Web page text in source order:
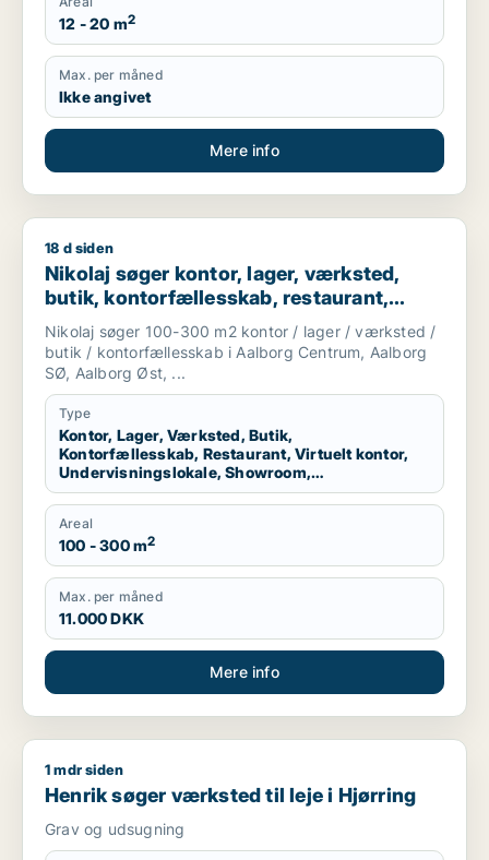
12 - 20 m2
Max. per måned
Ikke angivet
Mere info
Nikolaj søger kontor, lager, værksted, butik,
18 d siden
Nikolaj søger kontor, lager, værksted,
butik, kontorfællesskab, restaurant,
virtuelt kontor, undervisningslokale,
showroom, erhvervsgrund,
produktionslokaler eller garage til leje i
Aalborg Centrum, Aalborg SØ eller
Aalborg Øst m.fl.
Nikolaj søger 100-300 m2 kontor / lager / værksted /
butik / kontorfællesskab i Aalborg Centrum, Aalborg
SØ, Aalborg Øst, ...
Type
Kontor, Lager, Værksted, Butik,
Kontorfællesskab, Restaurant, Virtuelt kontor,
Undervisningslokale, Showroom,
Erhvervsgrund, Produktionslokaler, Garage
Areal
100 - 300 m2
Max. per måned
11.000 DKK
Mere info
Henrik søger værksted til leje i Hjørring
1 mdr siden
Henrik søger værksted til leje i Hjørring
Grav og udsugning